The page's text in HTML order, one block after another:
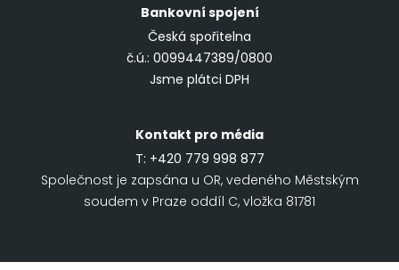
Bankovní spojení
Česká spořitelna
č.ú.: 0099447389/0800
Jsme plátci DPH
Kontakt pro média
T: +420 779 998 877
Společnost je zapsána u OR, vedeného Městským
soudem v Praze oddíl C, vložka 81781